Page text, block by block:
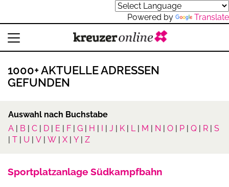
Powered by Translate
1000+ AKTUELLE ADRESSEN
GEFUNDEN
Auswahl nach Buchstabe
A | B | C | D | E | F | G | H | I | J | K | L| M | N | O | P | Q | R | S
| T | U | V | W | X | Y | Z
Sportplatzanlage Südkampfbahn